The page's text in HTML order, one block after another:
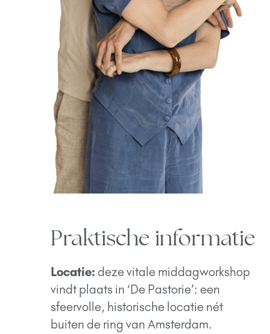
Praktische informatie
Locatie: deze vitale middagworkshop
vindt plaats in ‘De Pastorie’: een
sfeervolle, historische locatie nét
buiten de ring van Amsterdam.